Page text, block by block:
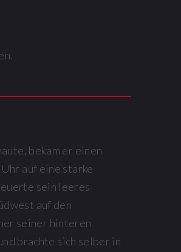
bekam er einen
auf eine starke
sein leeres
auf den
seiner hinteren
brachte sich selber in